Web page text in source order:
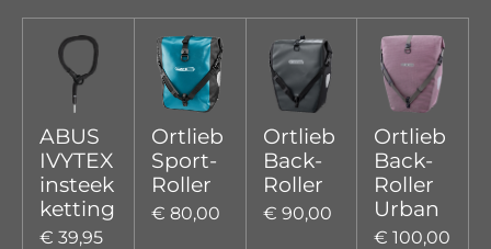
ABUS
IVYTEX
insteek
ketting
€ 39,95
Ortlieb
Sport-
Roller
€ 80,00
Ortlieb
Back-
Roller
€ 90,00
Ortlieb
Back-
Roller
Urban
€ 100,00